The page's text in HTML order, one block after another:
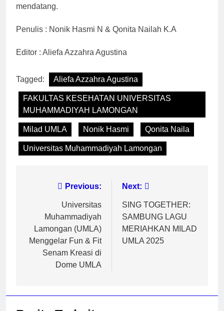
mendatang.
Penulis : Nonik Hasmi N & Qonita Nailah K.A
Editor : Aliefa Azzahra Agustina
Tagged: Aliefa Azzahra Agustina
FAKULTAS KESEHATAN UNIVERSITAS
MUHAMMADIYAH LAMONGAN
Milad UMLA Nonik Hasmi Qonita Naila
Universitas Muhammadiyah Lamongan
NavigasiPrevious:
Universitas
Muhammadiyah
Lamongan (UMLA)
Menggelar Fun & Fit
Senam Kreasi di
Dome UMLA
Next:
SING TOGETHER:
SAMBUNG LAGU
MERIAHKAN MILAD
UMLA 2025